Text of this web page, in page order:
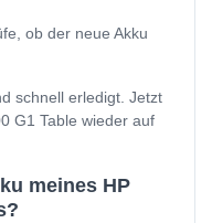
ob der neue Akku
schnell erledigt. Jetzt
G1 Table wieder auf
meines HP